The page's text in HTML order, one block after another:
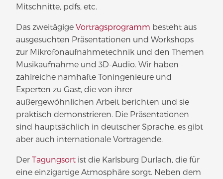
Mitschnitte, pdfs, etc.
Das zweitägige Vortragsprogramm besteht aus
ausgesuchten Präsentationen und Workshops
zur Mikrofonaufnahmetechnik und den Themen
Musikaufnahme und 3D-Audio. Wir haben
zahlreiche namhafte Toningenieure und
Experten zu Gast, die von ihrer
außergewöhnlichen Arbeit berichten und sie
praktisch demonstrieren. Die Präsentationen
sind hauptsächlich in deutscher Sprache, es gibt
aber auch internationale Vortragende.
Der Tagungsort ist die Karlsburg Durlach, die für
eine einzigartige Atmosphäre sorgt. Neben dem